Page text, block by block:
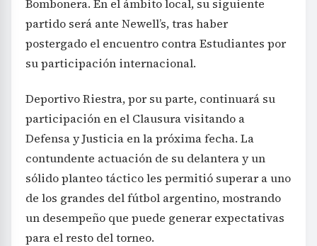
Bombonera. En el ámbito local, su siguiente
partido será ante Newell’s, tras haber
postergado el encuentro contra Estudiantes por
su participación internacional.
Deportivo Riestra, por su parte, continuará su
participación en el Clausura visitando a
Defensa y Justicia en la próxima fecha. La
contundente actuación de su delantera y un
sólido planteo táctico les permitió superar a uno
de los grandes del fútbol argentino, mostrando
un desempeño que puede generar expectativas
para el resto del torneo.